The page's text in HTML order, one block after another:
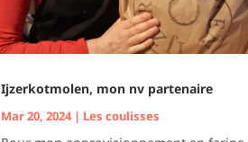
Ijzerkotmolen, mon nv partenaire
Mar 20, 2024| Les coulisses